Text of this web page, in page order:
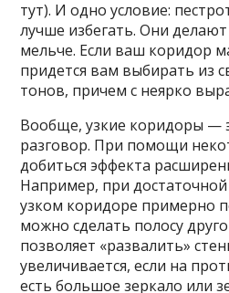
тут). И одно условие:
лучше избегать. Они
мельче. Если ваш коридор
придется вам выбирать из
тонов, причем с неярко
Вообще, узкие коридоры —
разговор. При помощи
добиться эффекта
Например, при
узком коридоре примерно
можно сделать полосу
позволяет «развалить»
увеличивается, если на
есть большое зеркало или